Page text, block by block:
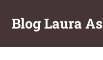
содержимому
Blog Laura